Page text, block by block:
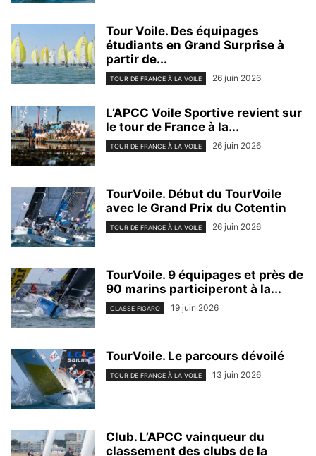
Tour Voile. Des équipages
étudiants en Grand Surprise à
partir de...
TOUR DE FRANCE À LA VOILE 26 juin 2026
L’APCC Voile Sportive revient sur
le tour de France à la...
TOUR DE FRANCE À LA VOILE 26 juin 2026
TourVoile. Début du TourVoile
avec le Grand Prix du Cotentin
TOUR DE FRANCE À LA VOILE 26 juin 2026
TourVoile. 9 équipages et près de
90 marins participeront à la...
CLASSE FIGARO 19 juin 2026
TourVoile. Le parcours dévoilé
TOUR DE FRANCE À LA VOILE 13 juin 2026
Club. L’APCC vainqueur du
classement des clubs de la